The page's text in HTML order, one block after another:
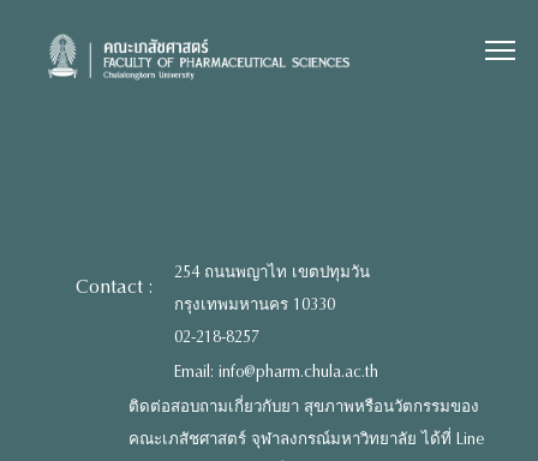
content
Contact :
254 ถนนพญาไท เขตปทุมวัน
กรุงเทพมหานคร 10330
02-218-8257
Email: info@pharm.chula.ac.th
ติดต่อสอบถามเกี่ยวกับยา สุขภาพหรือนวัตกรรมของ
คณะเภสัชศาสตร์ จุฬาลงกรณ์มหาวิทยาลัย ได้ที่ Line